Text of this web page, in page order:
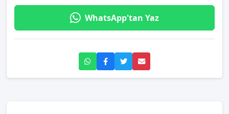
WhatsApp'tan Yaz